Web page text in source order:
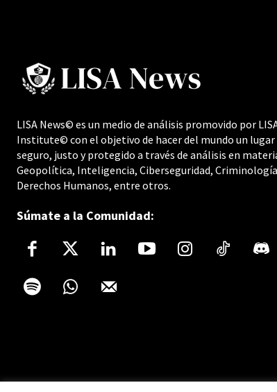
LISA News© es un medio de análisis promovido por
Institute© con el objetivo de hacer del mundo un lugar
seguro, justo y protegido a través de análisis en
Geopolítica, Inteligencia, Ciberseguridad,
Derechos Humanos, entre otros.
Súmate a la Comunidad: